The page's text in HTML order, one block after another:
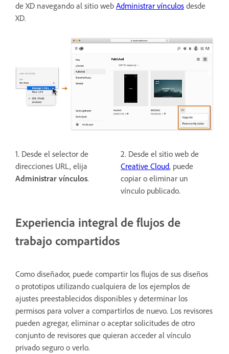
de XD navegando al sitio web Administrar vínculos desde
XD.
2. Desde el sitio web de
Creative Cloud, puede
copiar o eliminar un
vínculo publicado.
1. Desde el selector de
direcciones URL, elija
Administrar vínculos.
Experiencia integral de flujos de
trabajo compartidos
Como diseñador, puede compartir los flujos de sus diseños
o prototipos utilizando cualquiera de los ejemplos de
ajustes preestablecidos disponibles y determinar los
permisos para volver a compartirlos de nuevo. Los revisores
pueden agregar, eliminar o aceptar solicitudes de otro
conjunto de revisores que quieran acceder al vínculo
privado seguro o verlo.